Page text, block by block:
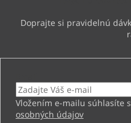
Vložením e-mailu súhlasíte s
osobných údajov